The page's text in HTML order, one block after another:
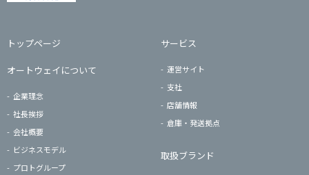
トップページ
オートウェイについて
企業理念
社長挨拶
会社概要
ビジネスモデル
プロトグループ
サービス
運営サイト
支社
店舗情報
倉庫・発送拠点
取扱ブランド